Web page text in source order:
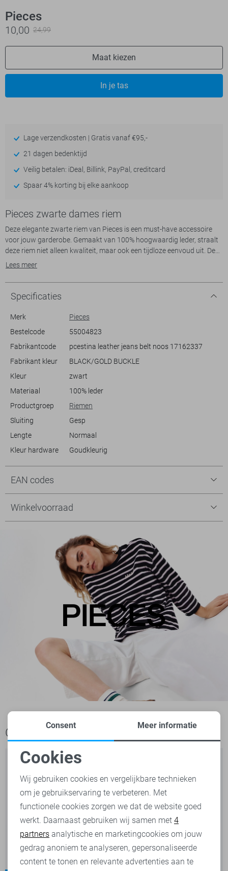
Pieces
10,00 24,99
Maat kiezen
In je tas
Lage verzendkosten | Gratis vanaf €95,-
21 dagen bedenktijd
Veilig betalen: iDeal, Billink, PayPal, creditcard
Spaar 4% korting bij elke aankoop
Pieces zwarte dames riem
Deze elegante zwarte riem van Pieces is een must-have accessoire
voor jouw garderobe. Gemaakt van 100% hoogwaardig leder, straalt
deze riem niet alleen kwaliteit, maar ook een tijdloze eenvoud uit. De
goudkleurige gesp voegt een subtiel vleugje luxe toe, terwijl de
Deze riem is een veelzijdige aanvulling die zich moeiteloos aanpast
aan verschillende casual outfits.
Of je nu een dag op kantoor doorbrengt of geniet van een ontspannen
Het is de perfecte afsluiting van een stijlvolle broek of spijkerbroek en
biedt een vleugje sophisticated flair zonder te overdrijven. Met zijn
normale lengte kan hij moeiteloos gecombineerd worden met
Meer informatie:
De breedte van de riem is 2.5 cm.
Lees meer
Specificaties
Merk
Pieces
Bestelcode
55004823
Fabrikantcode
pcestina leather jeans belt noos 17162337
Fabrikant kleur
BLACK/GOLD BUCKLE
Kleur
zwart
Materiaal
100% leder
Productgroep
Riemen
Sluiting
Gesp
Lengte
Normaal
Kleur hardware
Goudkleurig
EAN codes
Winkelvoorraad
Ook het bekijken waard
Noodzakelijke cookies
Personalisatie cookies
Analytische cookies
Marketing cookies
Consent Meer informatie
Cookies
Wij gebruiken cookies en vergelijkbare technieken
om je gebruikservaring te verbeteren. Met
functionele cookies zorgen we dat de website goed
werkt. Daarnaast gebruiken wij samen met 4
partners analytische en marketingcookies om jouw
gedrag anoniem te analyseren, gepersonaliseerde
content te tonen en relevante advertenties aan te